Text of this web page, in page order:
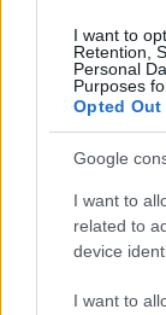
I want to
Retention,
Personal
Purposes
Opted Out
Google
I want to
related to
device
I want to
ETF of stock
Lotte de Vries · 5 aug
INVESTERINGEN